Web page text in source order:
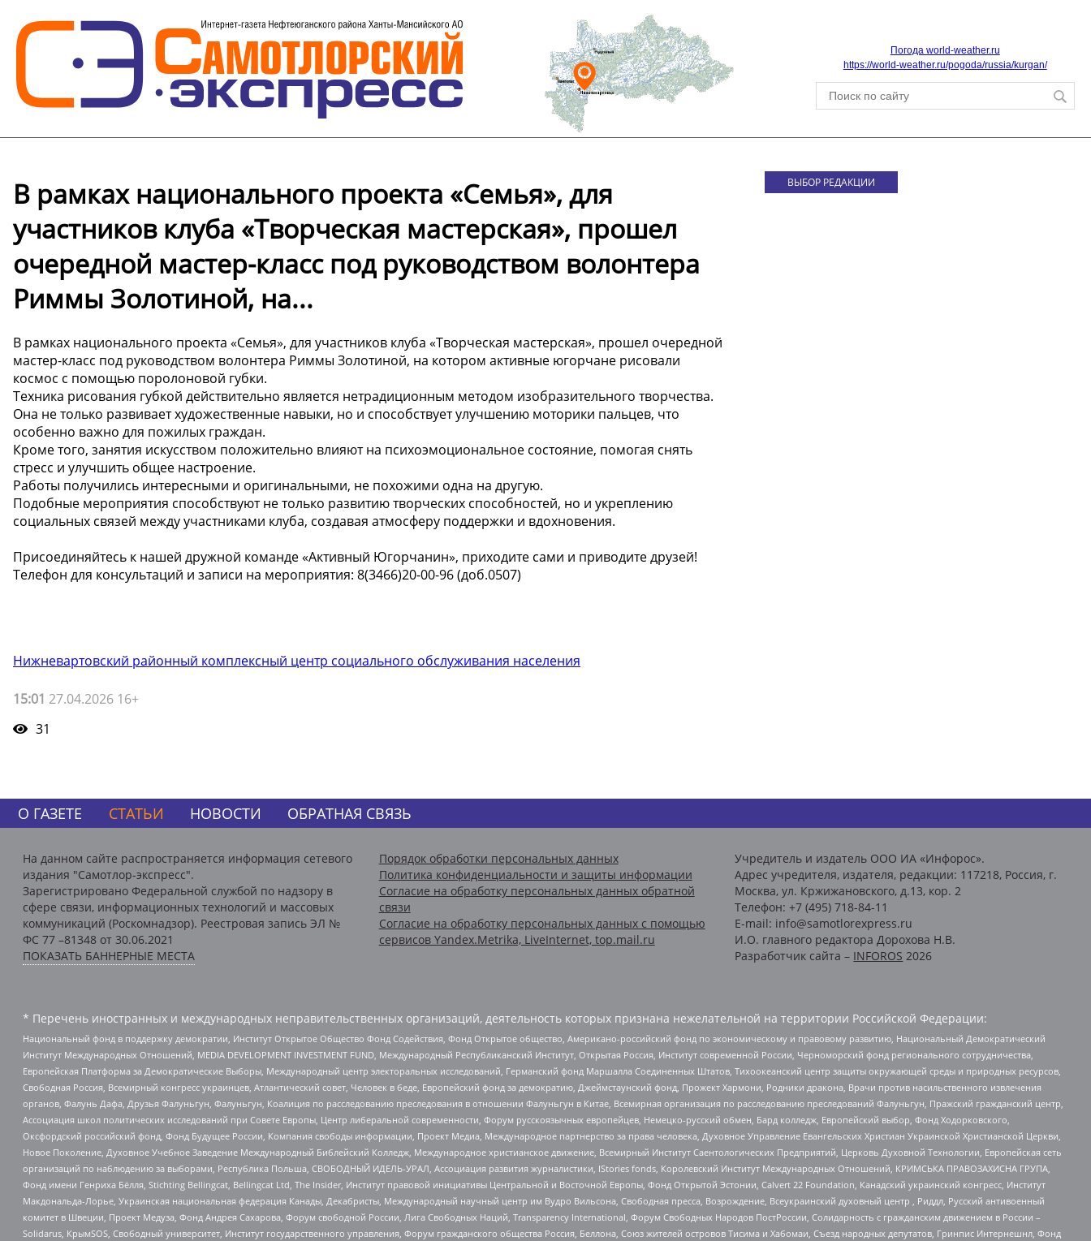
Погода world-weather.ru
https://world-weather.ru/pogoda/russia/kurgan/
В рамках национального проекта «Семья», для
участников клуба «Творческая мастерская», прошел
очередной мастер-класс под руководством волонтера
Риммы Золотиной, на...
В рамках национального проекта «Семья», для участников клуба «Творческая мастерская», прошел очередной
мастер-класс под руководством волонтера Риммы Золотиной, на котором активные югорчане рисовали
космос с помощью поролоновой губки.
Техника рисования губкой действительно является нетрадиционным методом изобразительного творчества.
Она не только развивает художественные навыки, но и способствует улучшению моторики пальцев, что
особенно важно для пожилых граждан.
Кроме того, занятия искусством положительно влияют на психоэмоциональное состояние, помогая снять
стресс и улучшить общее настроение.
Работы получились интересными и оригинальными, не похожими одна на другую.
Подобные мероприятия способствуют не только развитию творческих способностей, но и укреплению
социальных связей между участниками клуба, создавая атмосферу поддержки и вдохновения.
Присоединяйтесь к нашей дружной команде «Активный Югорчанин», приходите сами и приводите друзей!
Телефон для консультаций и записи на мероприятия: 8(3466)20-00-96 (доб.0507)
Нижневартовский районный комплексный центр социального обслуживания населения
15:01 27.04.2026 16+
31
ВЫБОР РЕДАКЦИИ
О ГАЗЕТЕ СТАТЬИ НОВОСТИ ОБРАТНАЯ СВЯЗЬ
На данном сайте распространяется информация сетевого
издания "Самотлор-экспресс".
Зарегистрировано Федеральной службой по надзору в
сфере связи, информационных технологий и массовых
коммуникаций (Роскомнадзор). Реестровая запись ЭЛ №
ФС 77 –81348 от 30.06.2021
ПОКАЗАТЬ БАННЕРНЫЕ МЕСТА
Порядок обработки персональных данных
Политика конфиденциальности и защиты информации
Согласие на обработку персональных данных обратной
связи
Согласие на обработку персональных данных с помощью
сервисов Yandex.Metrika, LiveInternet, top.mail.ru
Учредитель и издатель ООО ИА «Инфорос».
Адрес учредителя, издателя, редакции: 117218, Россия, г.
Москва, ул. Кржижановского, д.13, кор. 2
Телефон: +7 (495) 718-84-11
E-mail: info@samotlorexpress.ru
И.О. главного редактора Дорохова Н.В.
Разработчик сайта – INFOROS 2026
* Перечень иностранных и международных неправительственных организаций, деятельность которых признана нежелательной на территории Российской Федерации:
Национальный фонд в поддержку демократии, Институт Открытое Общество Фонд Содействия, Фонд Открытое общество, Американо-российский фонд по экономическому и правовому развитию, Национальный Демократический
Институт Международных Отношений, MEDIA DEVELOPMENT INVESTMENT FUND, Международный Республиканский Институт, Открытая Россия, Институт современной России, Черноморский фонд регионального сотрудничества,
Европейская Платформа за Демократические Выборы, Международный центр электоральных исследований, Германский фонд Маршалла Соединенных Штатов, Тихоокеанский центр защиты окружающей среды и природных ресурсов,
Свободная Россия, Всемирный конгресс украинцев, Атлантический совет, Человек в беде, Европейский фонд за демократию, Джеймстаунский фонд, Прожект Хармони, Родники дракона, Врачи против насильственного извлечения
органов, Фалунь Дафа, Друзья Фалуньгун, Фалуньгун, Коалиция по расследованию преследования в отношении Фалуньгун в Китае, Всемирная организация по расследованию преследований Фалуньгун, Пражский гражданский центр,
Ассоциация школ политических исследований при Совете Европы, Центр либеральной современности, Форум русскоязычных европейцев, Немецко-русский обмен, Бард колледж, Европейский выбор, Фонд Ходорковского,
Оксфордский российский фонд, Фонд Будущее России, Компания свободы информации, Проект Медиа, Международное партнерство за права человека, Духовное Управление Евангельских Христиан Украинской Христианской Церкви,
Новое Поколение, Духовное Учебное Заведение Международный Библейский Колледж, Международное христианское движение, Всемирный Институт Саентологических Предприятий, Церковь Духовной Технологии, Европейская сеть
организаций по наблюдению за выборами, Республика Польша, СВОБОДНЫЙ ИДЕЛЬ-УРАЛ, Ассоциация развития журналистики, IStories fonds, Королевский Институт Международных Отношений, КРИМСЬКА ПРАВОЗАХИСНА ГРУПА,
Фонд имени Генриха Бёлля, Stichting Bellingcat, Bellingcat Ltd, The Insider, Институт правовой инициативы Центральной и Восточной Европы, Фонд Открытой Эстонии, Calvert 22 Foundation, Канадский украинский конгресс, Институт
Макдональда-Лорье, Украинская национальная федерация Канады, Декабристы, Международный научный центр им Вудро Вильсона, Свободная пресса, Возрождение, Всеукраинский духовный центр , Риддл, Русский антивоенный
комитет в Швеции, Проект Медуза, Фонд Андрея Сахарова, Форум свободной России, Лига Свободных Наций, Transparеncy International, Форум Свободных Народов ПостРоссии, Солидарность с гражданским движением в России –
Solidarus, КрымSOS, Свободный университет, Институт государственного управления, Форум гражданского общества Россия, Беллона, Союз жителей островов Тисима и Хабомаи, Съезд народных депутатов, Гринпис Интернешнл, Фонд